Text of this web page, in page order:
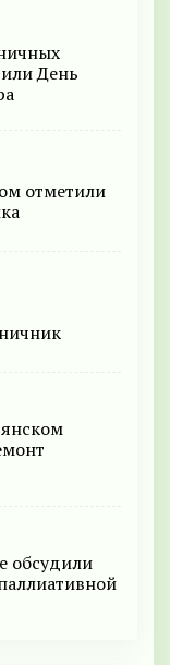
День
отметили
обсудили